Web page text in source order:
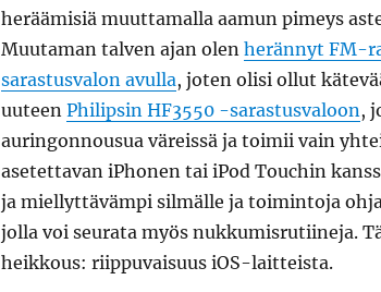
heräämisiä muuttamalla aamun pimeys
Muutaman talven ajan olen herännyt FM-
sarastusvalon avulla, joten olisi ollut
uuteen Philipsin HF3550 -sarastusvaloon,
auringonnousua väreissä ja toimii vain
asetettavan iPhonen tai iPod Touchin
ja miellyttävämpi silmälle ja toimintoja
jolla voi seurata myös nukkumisrutiineja.
heikkous: riippuvaisuus iOS-laitteista.